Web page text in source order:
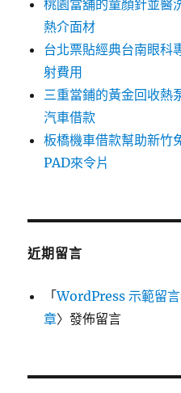
桃園當舖的童顏針並醫
熱介面材
台北票貼經典台南眼科
射費用
三重當鋪的黃金回收熱
汽車借款
板橋機車借款幫助新竹
PAD來令片
近期留言
「WordPress 示範留
章〉發佈留言